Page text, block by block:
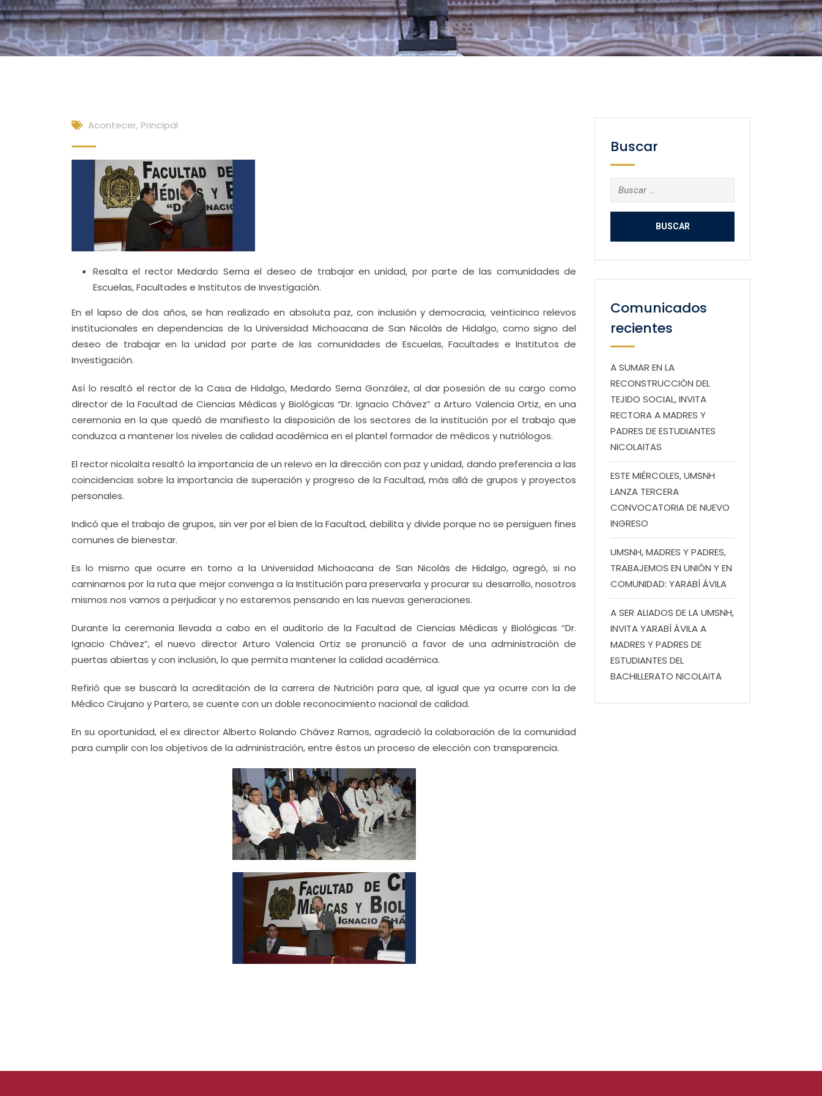
Acontecer, Principal
Resalta el rector Medardo Serna el deseo de trabajar en unidad, por parte de las comunidades de
Escuelas, Facultades e Institutos de Investigación.
En el lapso de dos años, se han realizado en absoluta paz, con inclusión y democracia, veinticinco relevos
institucionales en dependencias de la Universidad Michoacana de San Nicolás de Hidalgo, como signo del
deseo de trabajar en la unidad por parte de las comunidades de Escuelas, Facultades e Institutos de
Investigación.
Así lo resaltó el rector de la Casa de Hidalgo, Medardo Serna González, al dar posesión de su cargo como
director de la Facultad de Ciencias Médicas y Biológicas “Dr. Ignacio Chávez” a Arturo Valencia Ortiz, en una
ceremonia en la que quedó de manifiesto la disposición de los sectores de la institución por el trabajo que
conduzca a mantener los niveles de calidad académica en el plantel formador de médicos y nutriólogos.
El rector nicolaita resaltó la importancia de un relevo en la dirección con paz y unidad, dando preferencia a las
coincidencias sobre la importancia de superación y progreso de la Facultad, más allá de grupos y proyectos
personales.
Indicó que el trabajo de grupos, sin ver por el bien de la Facultad, debilita y divide porque no se persiguen fines
comunes de bienestar.
Es lo mismo que ocurre en torno a la Universidad Michoacana de San Nicolás de Hidalgo, agregó, si no
caminamos por la ruta que mejor convenga a la Institución para preservarla y procurar su desarrollo, nosotros
mismos nos vamos a perjudicar y no estaremos pensando en las nuevas generaciones.
Durante la ceremonia llevada a cabo en el auditorio de la Facultad de Ciencias Médicas y Biológicas “Dr.
Ignacio Chávez”, el nuevo director Arturo Valencia Ortiz se pronunció a favor de una administración de
puertas abiertas y con inclusión, lo que permita mantener la calidad académica.
Refirió que se buscará la acreditación de la carrera de Nutrición para que, al igual que ya ocurre con la de
Médico Cirujano y Partero, se cuente con un doble reconocimiento nacional de calidad.
En su oportunidad, el ex director Alberto Rolando Chávez Ramos, agradeció la colaboración de la comunidad
para cumplir con los objetivos de la administración, entre éstos un proceso de elección con transparencia.
Buscar
Buscar:
Comunicados
recientes
A SUMAR EN LA
RECONSTRUCCIÓN DEL
TEJIDO SOCIAL, INVITA
RECTORA A MADRES Y
PADRES DE ESTUDIANTES
NICOLAITAS
ESTE MIÉRCOLES, UMSNH
LANZA TERCERA
CONVOCATORIA DE NUEVO
INGRESO
UMSNH, MADRES Y PADRES,
TRABAJEMOS EN UNIÓN Y EN
COMUNIDAD: YARABÍ ÁVILA
A SER ALIADOS DE LA UMSNH,
INVITA YARABÍ ÁVILA A
MADRES Y PADRES DE
ESTUDIANTES DEL
BACHILLERATO NICOLAITA